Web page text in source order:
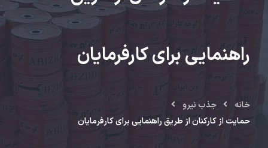
راهنمایی برای کارفرمایان
خانه
جذب نیرو
حمایت از کارکنان از طریق راهنمایی برای کارفرمایان